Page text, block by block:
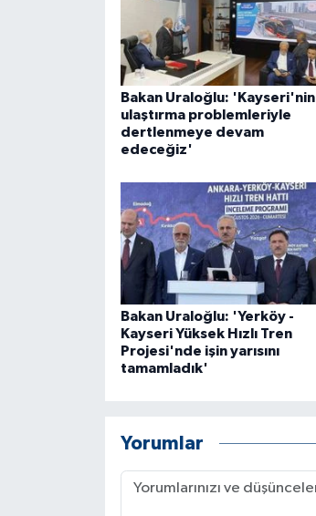
Bakan Uraloğlu: 'Kayseri'nin
ulaştırma problemleriyle
dertlenmeye devam
edeceğiz'
Bakan Uraloğlu: 'Yerköy -
Kayseri Yüksek Hızlı Tren
Projesi'nde işin yarısını
tamamladık'
Yorumlar